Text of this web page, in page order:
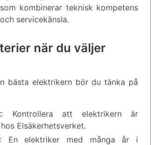
kombinerar teknisk kompetens
servicekänsla.
när du väljer
bästa elektrikern bör du tänka på
: Kontrollera att elektrikern är
Elsäkerhetsverket.
: En elektriker med många år i